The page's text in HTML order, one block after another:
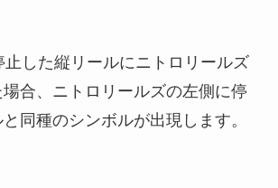
止した縦リールにニトロリールズ
合、ニトロリールズの左側に停
同種のシンボルが出現します。